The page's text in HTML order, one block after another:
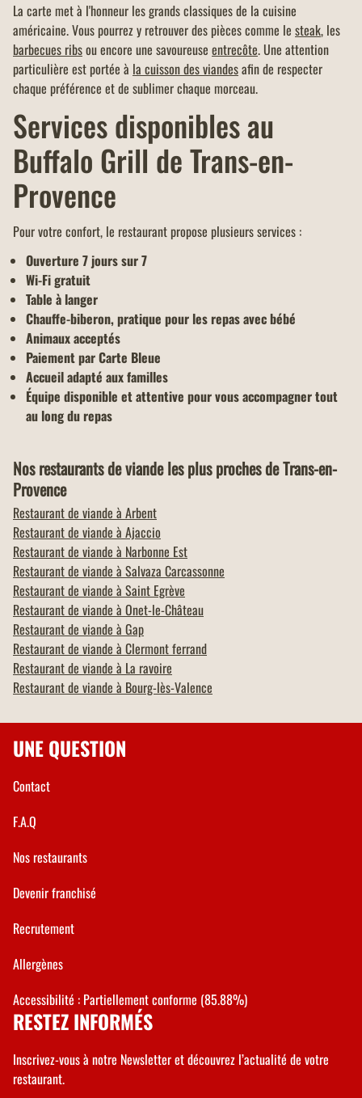
La carte met à l'honneur les grands classiques de la cuisine
américaine. Vous pourrez y retrouver des pièces comme le steak, les
barbecues ribsou encore une savoureuse entrecôte. Une attention
particulière est portée à la cuisson des viandesafin de respecter
chaque préférence et de sublimer chaque morceau.
Services disponibles au
Buffalo Grill de Trans-en-
Provence
Pour votre confort, le restaurant propose plusieurs services :
Ouverture 7 jours sur 7
Wi-Fi gratuit
Table à langer
Chauffe-biberon, pratique pour les repas avec bébé
Animaux acceptés
Paiement par Carte Bleue
Accueil adapté aux familles
Équipe disponible et attentive pour vous accompagner tout
au long du repas
Nos restaurants de viande les plus proches de Trans-en-
Provence
Restaurant de viande à Arbent
Restaurant de viande à Ajaccio
Restaurant de viande à Narbonne Est
Restaurant de viande à Salvaza Carcassonne
Restaurant de viande à Saint Egrève
Restaurant de viande à Onet-le-Château
Restaurant de viande à Gap
Restaurant de viande à Clermont ferrand
Restaurant de viande à La ravoire
Restaurant de viande à Bourg-lès-Valence
UNE QUESTION
Contact
F.A.Q
Nos restaurants
Devenir franchisé
Recrutement
Allergènes
Accessibilité : Partiellement conforme (85.88%)
RESTEZ INFORMÉS
Inscrivez-vous à notre Newsletter et découvrez l’actualité de votre
restaurant.